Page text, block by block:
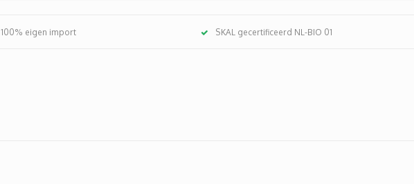
100% eigen import SKAL gecertificeerd NL-BIO 01